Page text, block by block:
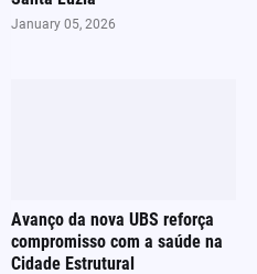
January 05, 2026
Avanço da nova UBS reforça
compromisso com a saúde na
Cidade Estrutural